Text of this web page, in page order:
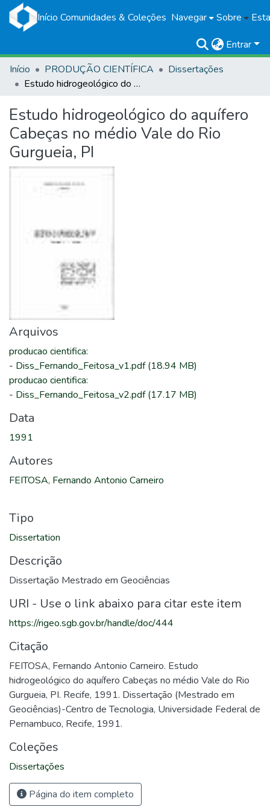
Início Comunidades & Coleções Navegar Sobre
Entrar
Início
PRODUÇÃO CIENTÍFICA
Dissertações
Estudo hidrogeológico do aquífero Cabeças no médio Vale do Rio Gurgueia, PI
Estudo hidrogeológico do aquífero
Cabeças no médio Vale do Rio
Gurgueia, PI
Arquivos
producao cientifica:
- Diss_Fernando_Feitosa_v1.pdf(18.94 MB)
producao cientifica:
- Diss_Fernando_Feitosa_v2.pdf(17.17 MB)
Data
1991
Autores
FEITOSA, Fernando Antonio Carneiro
Tipo
Dissertation
Descrição
Dissertação Mestrado em Geociências
URI - Use o link abaixo para citar este item
https://rigeo.sgb.gov.br/handle/doc/444
Citação
FEITOSA, Fernando Antonio Carneiro. Estudo
hidrogeológico do aquífero Cabeças no médio Vale do Rio
Gurgueia, PI. Recife, 1991. Dissertação (Mestrado em
Geociências)-Centro de Tecnologia, Universidade Federal de
Pernambuco, Recife, 1991.
Coleções
Dissertações
Página do item completo